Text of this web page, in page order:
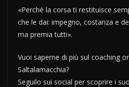
«Perché la corsa ti restituisce
che le dai: impegno, costanza e
ma premia tutti».
Vuoi saperne di più sul coaching
Saltalamacchia?
Seguilo sui social per scoprire i